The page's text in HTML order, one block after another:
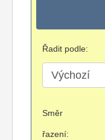
Řadit podle:
Směr
řazení: